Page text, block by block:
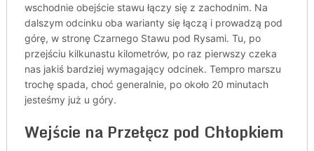
wschodnie obejście stawu łączy się z zachodnim. Na
dalszym odcinku oba warianty się łączą i prowadzą pod
górę, w stronę Czarnego Stawu pod Rysami. Tu, po
przejściu kilkunastu kilometrów, po raz pierwszy czeka
nas jakiś bardziej wymagający odcinek. Tempro marszu
trochę spada, choć generalnie, po około 20 minutach
jesteśmy już u góry.
Wejście na Przełęcz pod Chłopkiem